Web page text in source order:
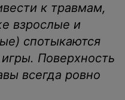
к травмам,
взрослые и
спотыкаются
Поверхность
всегда ровно